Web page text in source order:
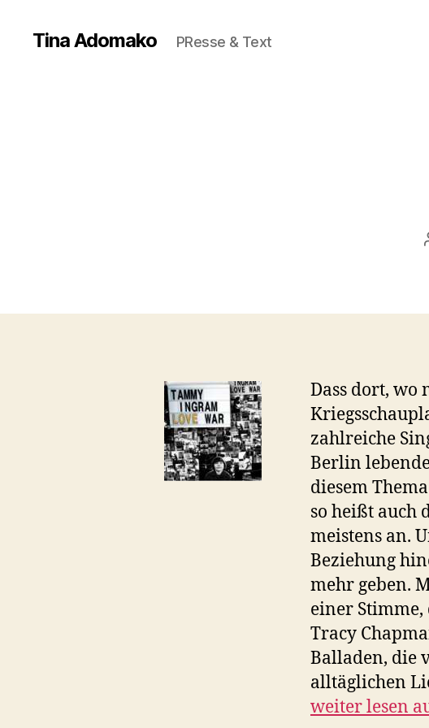
Tina Adomako PResse & Text
Dass dort, wo
zahlreiche
Berlin
diesem
so heißt auch
meistens an.
Beziehung
mehr geben.
einer Stimme,
Tracy
Balladen, die
alltäglichen
weiter lesen